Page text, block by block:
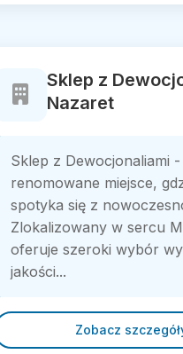
Sklep z
Nazaret
Sklep z Dewocjonaliami
renomowane miejsce,
spotyka się z
Zlokalizowany w sercu
oferuje szeroki wybór
jakości...
Zobacz